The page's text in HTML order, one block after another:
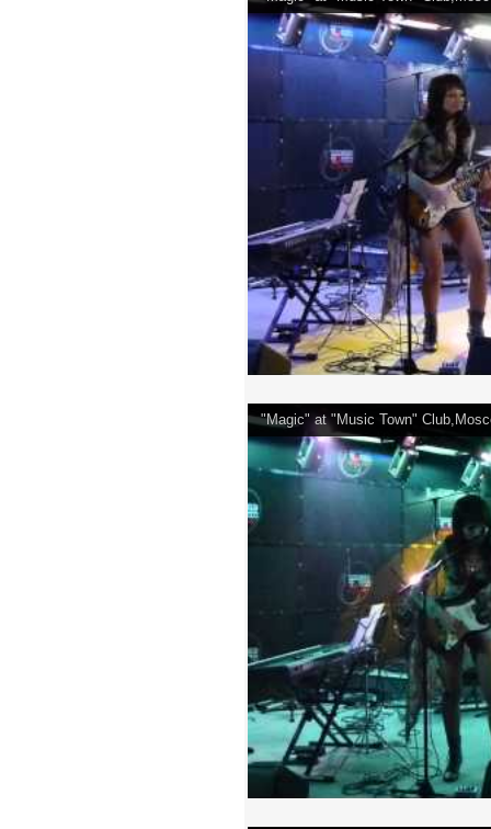
"Magic" at "Music Town"